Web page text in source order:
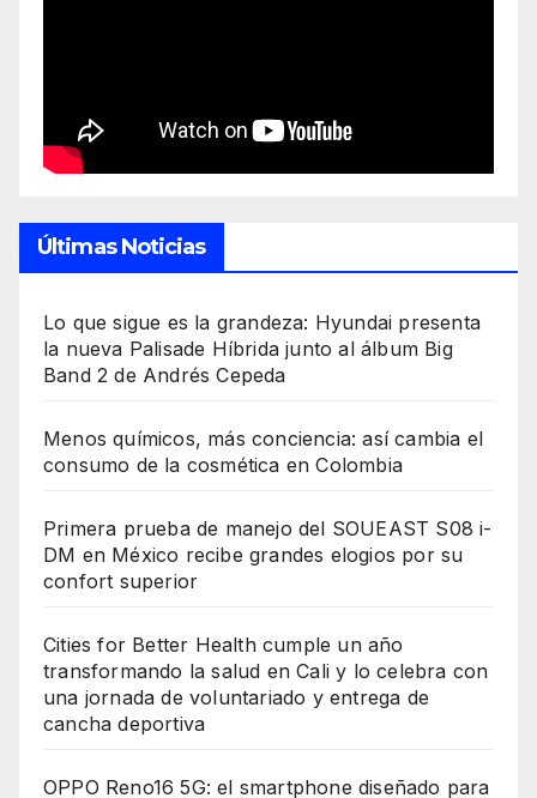
Últimas Noticias
Lo que sigue es la grandeza: Hyundai presenta
la nueva Palisade Híbrida junto al álbum Big
Band 2 de Andrés Cepeda
Menos químicos, más conciencia: así cambia el
consumo de la cosmética en Colombia
Primera prueba de manejo del SOUEAST S08 i-
DM en México recibe grandes elogios por su
confort superior
Cities for Better Health cumple un año
transformando la salud en Cali y lo celebra con
una jornada de voluntariado y entrega de
cancha deportiva
OPPO Reno16 5G: el smartphone diseñado para